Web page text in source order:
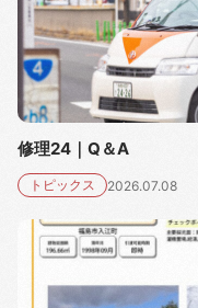
修理24｜Q＆A
トピックス 2026.07.08